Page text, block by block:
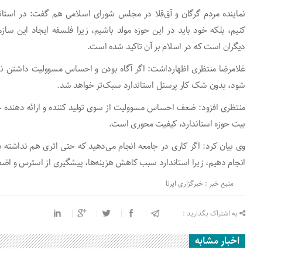
نماینده مردم گرگان و آق‌قلا در مجلس شورای اسلامی هم گفت: در
کنیم، بلکه خود باید در این حوزه مولد باشیم، زیرا فلسفه ایجاد
دیگران است که در اسلام بر آن تاکید شده است.
غلامرضا منتظری اظهارداشت: اگر آگاه بودن و احساس مسوولیت داشتن
شود، بدون شک کار پرسنل استاندارد سبک‌تر خواهد شد.
منتظری افزود: ضعف احساس مسوولیت از سوی تولید کننده و ارائه
بیت حوزه استاندارد، کیفیت محوری است.
وی بیان کرد: اگر کاری در جامعه انجام می‌دهید که حتی اثری هم نداشته
انجام دهیم، زیرا استاندارد سبب کاهش هزینه‌ها، پیشگیری از استرس و
منبع خبر : خبرگزاری ایرنا
به اشتراک بگذارید :
اخبار مشابه